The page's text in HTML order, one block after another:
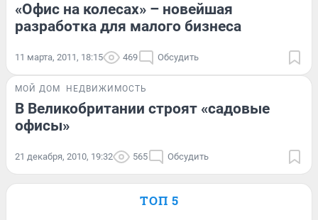
«Офис на колесах» – новейшая
разработка для малого бизнеса
11 марта, 2011, 18:15 469 Обсудить
МОЙ ДОМ НЕДВИЖИМОСТЬ
В Великобритании строят «садовые
офисы»
21 декабря, 2010, 19:32 565 Обсудить
ТОП 5